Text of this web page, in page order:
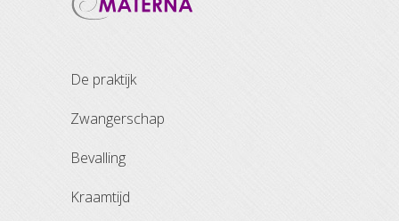
de praktijk
zwangerschap
bevalling
kraamtijd